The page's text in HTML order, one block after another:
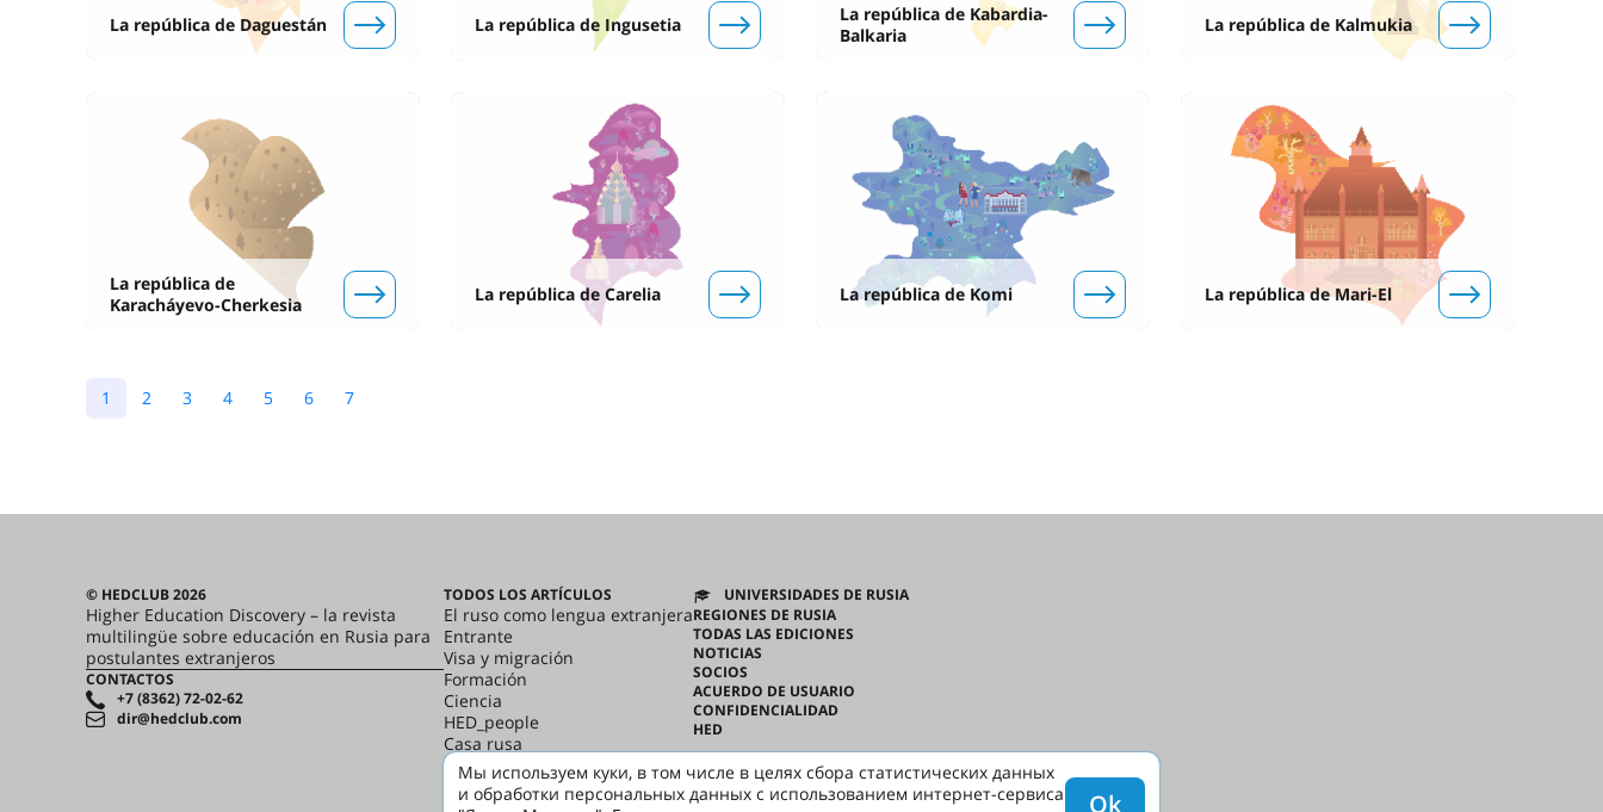
La república de Daguestán La república de Ingusetia
La república de Kabardia-
Balkaria
La república de Kalmukia
La república de
Karacháyevo-Cherkesia
La república de Carelia La república de Komi La república de Mari-El
1 2 3 4 5 6 7
© HEDCLUB 2026
Higher Education Discovery – la revista
multilingüe sobre educación en Rusia para
postulantes extranjeros
CONTACTOS
+7 (8362) 72-02-62
dir@hedclub.com
TODOS LOS ARTÍCULOS
El ruso como lengua extranjera
Entrante
Visa y migración
Formación
Ciencia
HED_people
Casa rusa
Regiones
cultura
UNIVERSIDADES DE RUSIA
REGIONES DE RUSIA
TODAS LAS EDICIONES
NOTICIAS
SOCIOS
ACUERDO DE USUARIO
CONFIDENCIALIDAD
HED
Мы используем куки, в том числе в целях сбора статистических данных
и обработки персональных данных с использованием интернет-сервиса
Ok